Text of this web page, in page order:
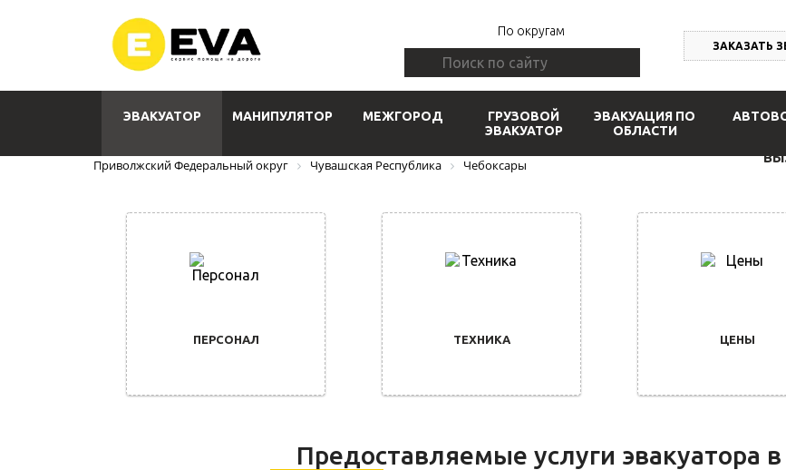
По округам
ЗАКАЗАТЬ
ЭВАКУАТОР МАНИПУЛЯТОР МЕЖГОРОД
ГРУЗОВОЙ
ЭВАКУАТОР
ЭВАКУАЦИЯ ПО
ОБЛАСТИ
Приволжский Федеральный округ Чувашская Республика Чебоксары
ПЕРСОНАЛ ТЕХНИКА ЦЕНЫ
Предоставляемые услуги эвакуатора